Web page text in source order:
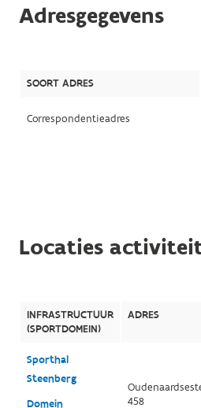
Adresgegevens
SOORT ADRES
Correspondentieadres
Locaties
INFRASTRUCTUUR
(SPORTDOMEIN)
ADRES
Sporthal
Steenberg
Domein
458